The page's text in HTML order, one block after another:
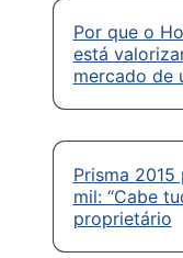
Por que o
está
mercado de
Prisma 2015
mil: “Cabe
proprietário